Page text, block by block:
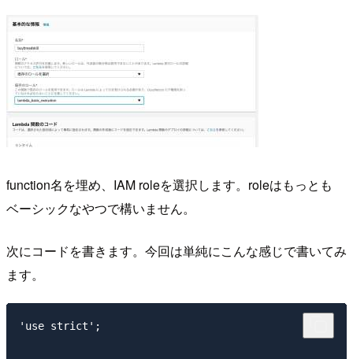
function名を埋め、IAM roleを選択します。roleはもっとも
ベーシックなやつで構いません。
次にコードを書きます。今回は単純にこんな感じで書いてみ
ます。
'use strict';